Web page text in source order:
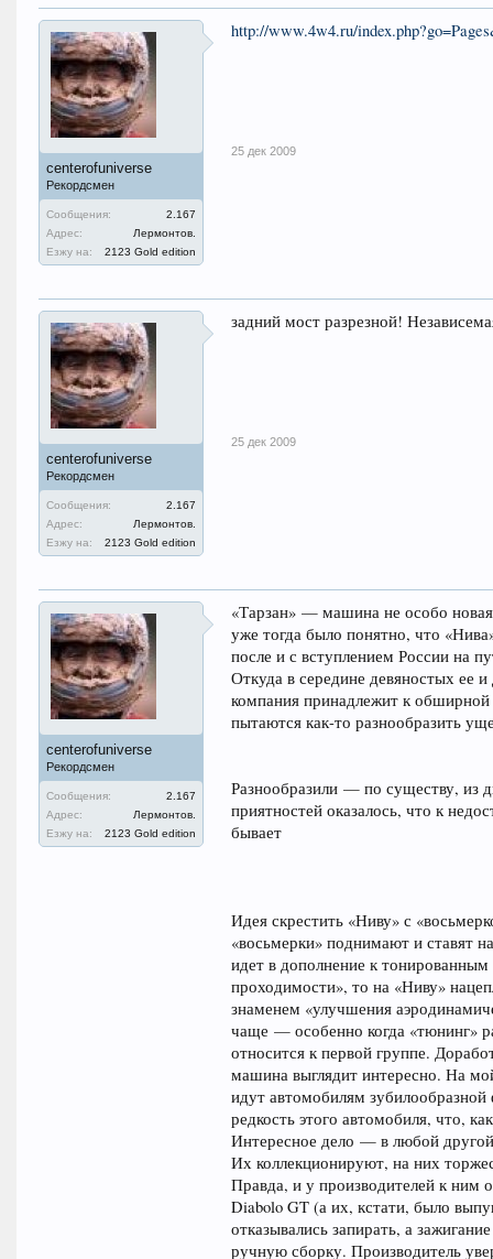
centerofuniverse
Рекордсмен
Сообщения:
2.167
Адрес:
Лермонтов.
Езжу на:
2123 Gold edition
http://www.4w4.ru/
25 дек 2009
centerofuniverse
Рекордсмен
Сообщения:
2.167
Адрес:
Лермонтов.
Езжу на:
2123 Gold edition
задний мост разрезной!
25 дек 2009
centerofuniverse
Рекордсмен
Сообщения:
2.167
Адрес:
Лермонтов.
Езжу на:
2123 Gold edition
«Тарзан» — машина не особо
уже тогда было понятно, что
после и с вступлением России на
Откуда в середине девяностых ее
компания принадлежит к
пытаются как-то разнообразить
Разнообразили — по существу, из
приятностей оказалось, что к
бывает
Идея скрестить «Ниву» с
«восьмерки» поднимают и ставят
идет в дополнение к
проходимости», то на «Ниву»
знаменем «улучшения
чаще — особенно когда «тюнинг»
относится к первой группе.
машина выглядит интересно. На
идут автомобилям
редкость этого автомобиля, что,
Интересное дело — в любой
Их коллекционируют, на них
Правда, и у производителей к ним
Diabolo GT (а их, кстати, было
отказывались запирать, а
ручную сборку. Производитель